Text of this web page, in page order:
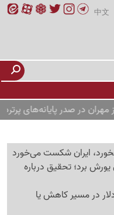
中文
در صدر پایانه‌های پرتردد
ایران شکست می‌خورد
برد؛ تحقیق درباره
فردا 16 مرداد؛ دلار در مسیر کاهش یا